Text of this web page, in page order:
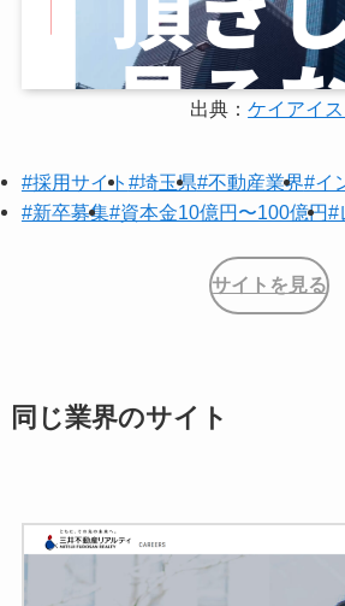
出典：ケイアイ
#採用サイト #埼玉県#不動産業界#イ
#新卒募集#資本金10億円〜100億円#
サイトを見る
同じ業界のサイト